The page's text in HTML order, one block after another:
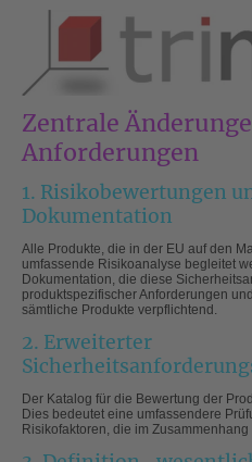
Zentrale
Anforderungen
1. Risikobewertungen
Dokumentation
Alle Produkte, die in der EU auf den
umfassende Risikoanalyse begleitet
Dokumentation, die diese
produktspezifischer Anforderungen
sämtliche Produkte verpflichtend.
2. Erweiterter
Der Katalog für die Bewertung der
Dies bedeutet eine umfassendere
Risikofaktoren, die im